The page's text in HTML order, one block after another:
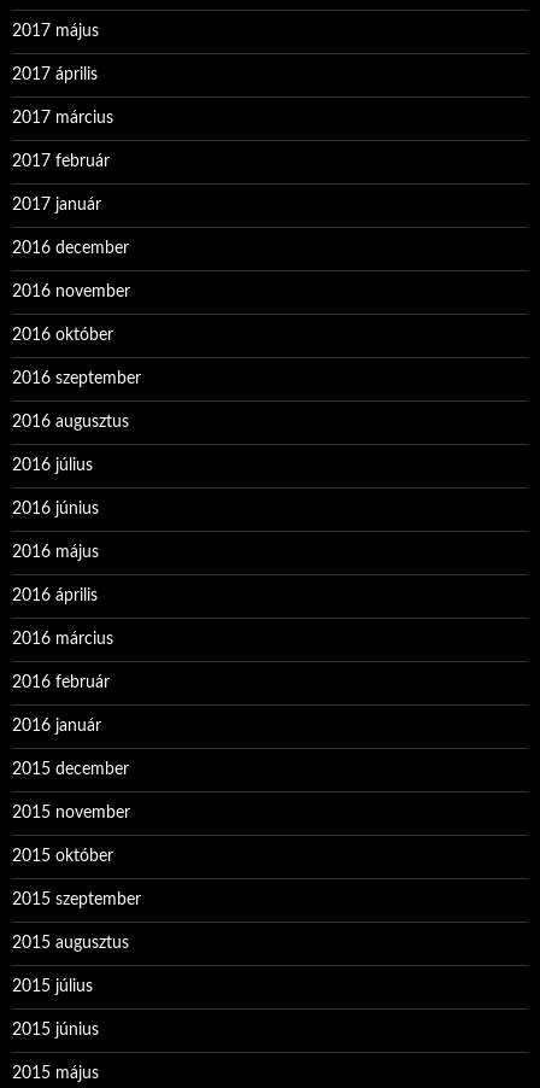
2017 május
2017 április
2017 március
2017 február
2017 január
2016 december
2016 november
2016 október
2016 szeptember
2016 augusztus
2016 július
2016 június
2016 május
2016 április
2016 március
2016 február
2016 január
2015 december
2015 november
2015 október
2015 szeptember
2015 augusztus
2015 július
2015 június
2015 május